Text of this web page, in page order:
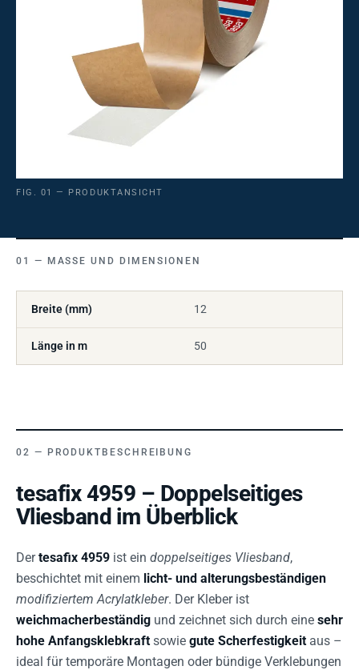
FIG. 01 — PRODUKTANSICHT
MASSE UND DIMENSIONEN
Breite (mm) 12
Länge in m 50
PRODUKTBESCHREIBUNG
tesafix 4959 – Doppelseitiges
Vliesband im Überblick
Dertesafix 4959 ist ein doppelseitiges Vliesband,
beschichtet mit einem licht- und alterungsbeständigen
modifiziertem Acrylatkleber. Der Kleber ist
weichmacherbeständig und zeichnet sich durch eine sehr
hohe Anfangsklebkraft sowie gute Scherfestigkeit aus –
ideal für temporäre Montagen oder bündige Verklebungen